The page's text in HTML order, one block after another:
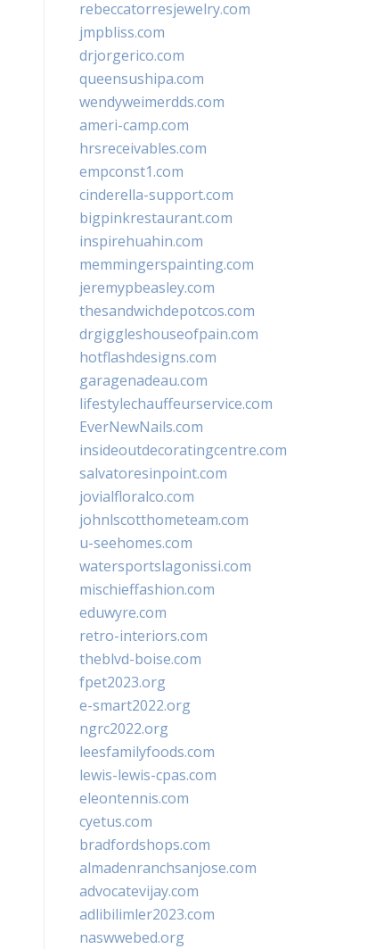
rebeccatorresjewelry.com
jmpbliss.com
drjorgerico.com
queensushipa.com
wendyweimerdds.com
ameri-camp.com
hrsreceivables.com
empconst1.com
cinderella-support.com
bigpinkrestaurant.com
inspirehuahin.com
memmingerspainting.com
jeremypbeasley.com
thesandwichdepotcos.com
drgiggleshouseofpain.com
hotflashdesigns.com
garagenadeau.com
lifestylechauffeurservice.com
EverNewNails.com
insideoutdecoratingcentre.com
salvatoresinpoint.com
jovialfloralco.com
johnlscotthometeam.com
u-seehomes.com
watersportslagonissi.com
mischieffashion.com
eduwyre.com
retro-interiors.com
theblvd-boise.com
fpet2023.org
e-smart2022.org
ngrc2022.org
leesfamilyfoods.com
lewis-lewis-cpas.com
eleontennis.com
cyetus.com
bradfordshops.com
almadenranchsanjose.com
advocatevijay.com
adlibilimler2023.com
naswwebed.org